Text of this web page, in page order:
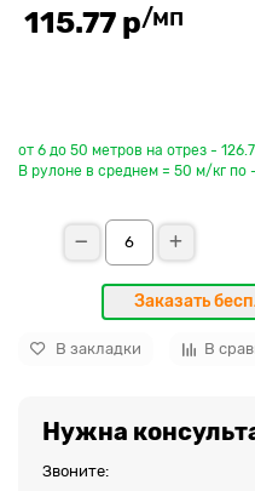
115.77 р/мп
от 6 до 50 метров на отрез -
В рулоне в среднем = 50 м/кг по
Заказать
В закладки В
Нужна
Звоните: